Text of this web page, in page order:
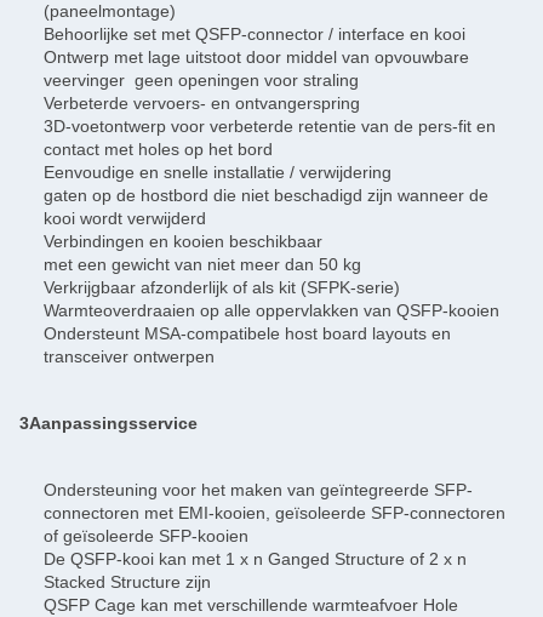
(paneelmontage)
Behoorlijke set met QSFP-connector / interface en kooi
Ontwerp met lage uitstoot door middel van opvouwbare
veervinger ­ geen openingen voor straling
Verbeterde vervoers- en ontvangerspring
3D-voetontwerp voor verbeterde retentie van de pers-fit en
contact met holes op het bord
Eenvoudige en snelle installatie / verwijdering
gaten op de hostbord die niet beschadigd zijn wanneer de
kooi wordt verwijderd
Verbindingen en kooien beschikbaar
met een gewicht van niet meer dan 50 kg
Verkrijgbaar afzonderlijk of als kit (SFPK-serie)
Warmteoverdraaien op alle oppervlakken van QSFP-kooien
Ondersteunt MSA-compatibele host board layouts en
transceiver ontwerpen
3Aanpassingsservice
Ondersteuning voor het maken van geïntegreerde SFP-
connectoren met EMI-kooien, geïsoleerde SFP-connectoren
of geïsoleerde SFP-kooien
De QSFP-kooi kan met 1 x n Ganged Structure of 2 x n
Stacked Structure zijn
QSFP Cage kan met verschillende warmteafvoer Hole